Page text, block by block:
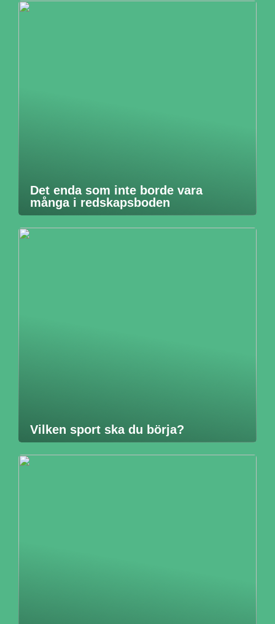
Det enda som inte borde vara
många i redskapsboden
Vilken sport ska du börja?